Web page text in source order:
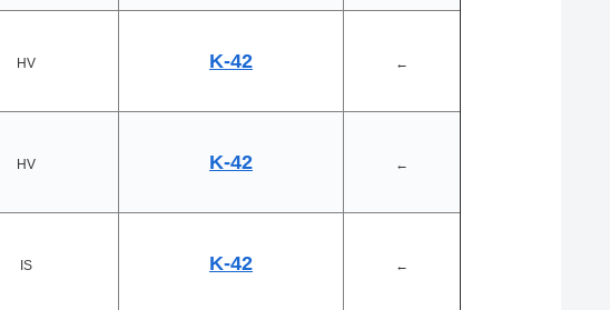
HV K-42 ←
HV K-42 ←
IS K-42 ←